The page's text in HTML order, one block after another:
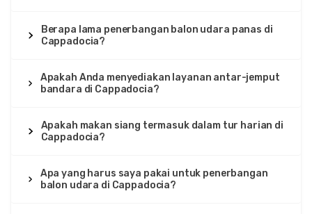
Berapa lama penerbangan balon udara panas di
Cappadocia?
Apakah Anda menyediakan layanan antar-jemput
bandara di Cappadocia?
Apakah makan siang termasuk dalam tur harian di
Cappadocia?
Apa yang harus saya pakai untuk penerbangan
balon udara di Cappadocia?